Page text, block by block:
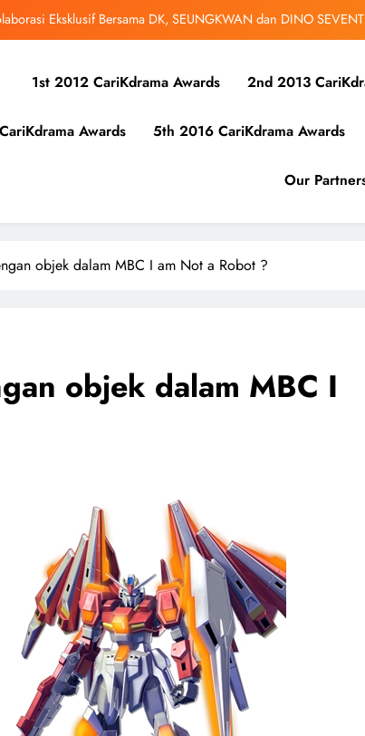
iQIYI, Cheng Lei Bakal Buat Penampilan Istimewa di Kuala
Eksklusif Bersama DK, SEUNGKWAN dan DINO
iQIYI, Cheng Lei Bakal Buat Penampilan Istimewa di Kuala
1st 2012 CariKdrama Awards 2nd 2013
Awards 5th 2016 CariKdrama Awards
Our
objek dalam MBC I am Not a Robot ?
objek dalam MBC I